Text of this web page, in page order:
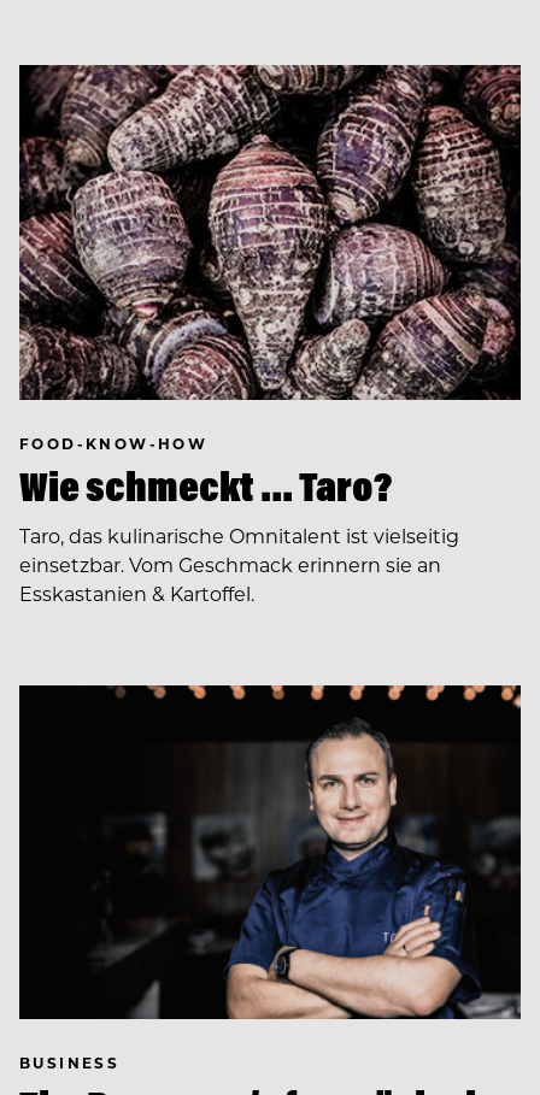
FOOD-KNOW-HOW
Wie schmeckt … Taro?
Taro, das kulinarische Omnitalent ist vielseitig
einsetzbar. Vom Geschmack erinnern sie an
Esskastanien & Kartoffel.
BUSINESS